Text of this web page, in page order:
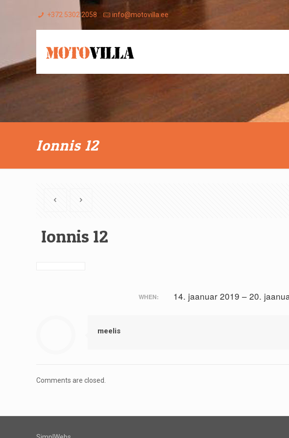
+372 5302 2058 info@motovilla.ee
Ionnis 12
Ionnis 12
WHEN: 14. jaanuar 2019 – 20.
meelis
Comments are closed.